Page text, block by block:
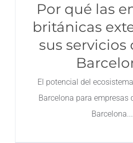
Por qué las
británicas
sus servicios
El potencial del
Barcelona para empresas
Barcelona